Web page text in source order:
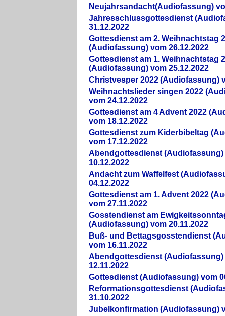
Neujahrsandacht(Audiofassung)
Jahresschlussgottesdienst
31.12.2022
Gottesdienst am 2. Weihnachtstag
(Audiofassung) vom 26.12.2022
Gottesdienst am 1. Weihnachtstag
(Audiofassung) vom 25.12.2022
Christvesper 2022 (Audiofassung)
Weihnachtslieder singen 2022
vom 24.12.2022
Gottesdienst am 4 Advent 2022
vom 18.12.2022
Gottesdienst zum Kiderbibeltag
vom 17.12.2022
Abendgottesdienst (Audiofassung)
10.12.2022
Andacht zum Waffelfest
04.12.2022
Gottesdienst am 1. Advent 2022
vom 27.11.2022
Gosstendienst am
(Audiofassung) vom 20.11.2022
Buß- und Bettagsgosstendienst
vom 16.11.2022
Abendgottesdienst (Audiofassung)
12.11.2022
Gottesdienst (Audiofassung) vom
Reformationsgottesdienst
31.10.2022
Jubelkonfirmation (Audiofassung)